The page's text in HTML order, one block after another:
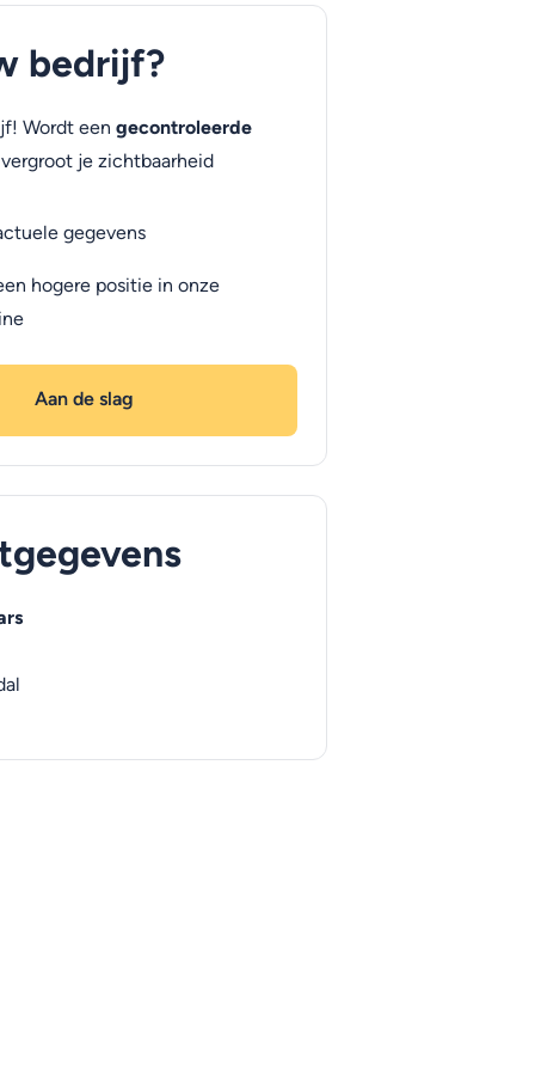
bedrijf?
Wordt een gecontroleerde
je zichtbaarheid
gegevens
hogere positie in onze
Aan de slag